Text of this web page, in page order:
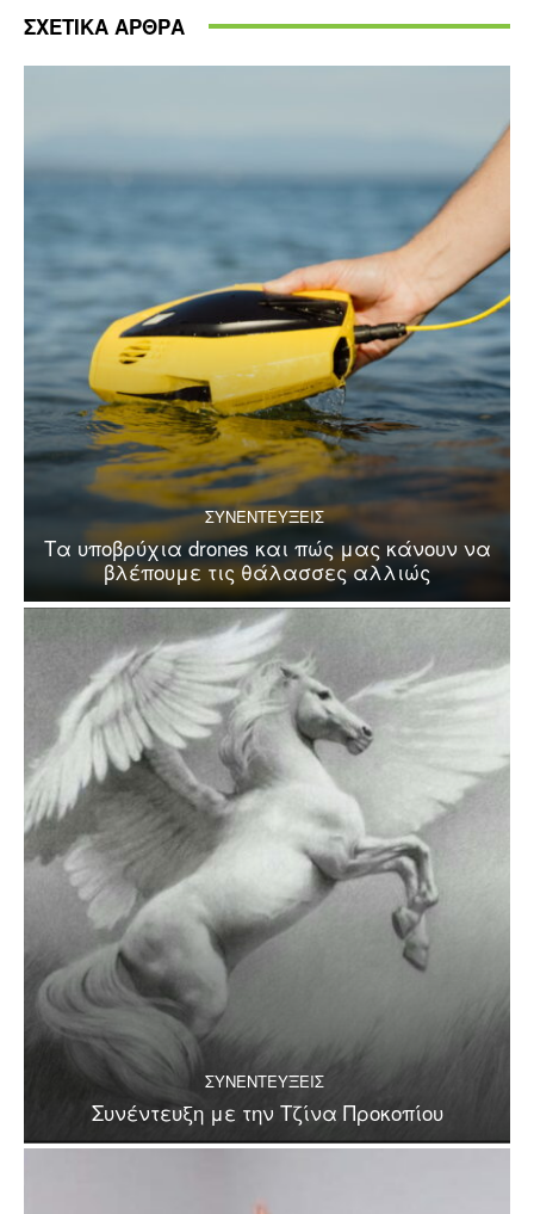
ΣΧΕΤΙΚΑ ΑΡΘΡΑ
ΣΥΝΕΝΤΕΥΞΕΙΣ
Τα υποβρύχια drones και πώς μας κάνουν να
βλέπουμε τις θάλασσες αλλιώς
ΣΥΝΕΝΤΕΥΞΕΙΣ
Συνέντευξη με την Τζίνα Προκοπίου